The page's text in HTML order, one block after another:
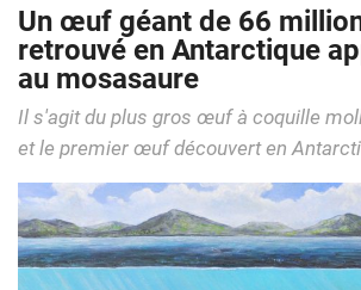
Un œuf géant de 66
retrouvé en Antarctique
au mosasaure
Il s'agit du plus gros œuf à coquille
et le premier œuf découvert en